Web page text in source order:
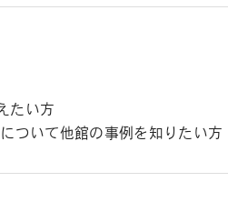
たい方
ついて他館の事例を知りたい方